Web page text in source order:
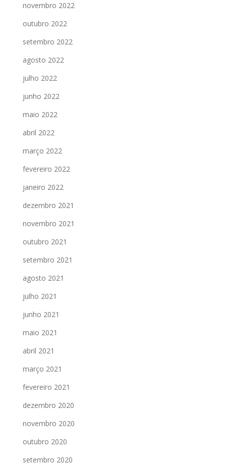
novembro 2022
outubro 2022
setembro 2022
agosto 2022
julho 2022
junho 2022
maio 2022
abril 2022
março 2022
fevereiro 2022
janeiro 2022
dezembro 2021
novembro 2021
outubro 2021
setembro 2021
agosto 2021
julho 2021
junho 2021
maio 2021
abril 2021
março 2021
fevereiro 2021
dezembro 2020
novembro 2020
outubro 2020
setembro 2020